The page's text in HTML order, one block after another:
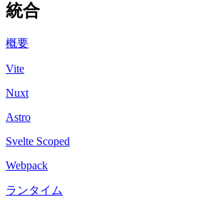
統合
概要
Vite
Nuxt
Astro
Svelte Scoped
Webpack
ランタイム